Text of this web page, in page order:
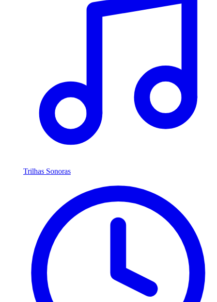
Trilhas Sonoras